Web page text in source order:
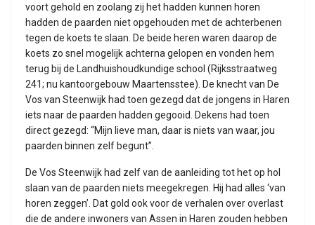
voort gehold en zoolang zij het hadden kunnen horen
hadden de paarden niet opgehouden met de achterbenen
tegen de koets te slaan. De beide heren waren daarop de
koets zo snel mogelijk achterna gelopen en vonden hem
terug bij de Landhuishoudkundige school (Rijksstraatweg
241; nu kantoorgebouw Maartensstee). De knecht van De
Vos van Steenwijk had toen gezegd dat de jongens in Haren
iets naar de paarden hadden gegooid. Dekens had toen
direct gezegd: “Mijn lieve man, daar is niets van waar, jou
paarden binnen zelf begunt”.
De Vos Steenwijk had zelf van de aanleiding tot het op hol
slaan van de paarden niets meegekregen. Hij had alles ‘van
horen zeggen’. Dat gold ook voor de verhalen over overlast
die de andere inwoners van Assen in Haren zouden hebben